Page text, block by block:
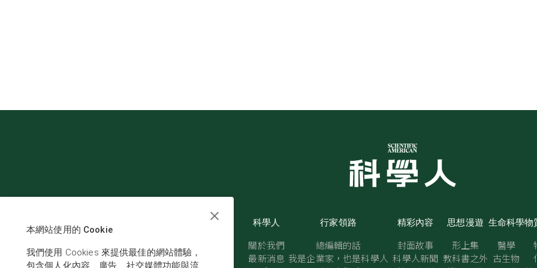
科學人
關於我們
最新消息
行家領路
總編輯的話
我是企業家，也是科學人
精彩內容
封面故事
科學人新聞
思想漫遊
形上集
教科書之外
生命科學
醫學
古生物
物
本網站使用的 Cookie
我們使用 Cookies 來提供最佳的網站體驗，
包含個人化內容、廣告、社交媒體功能與流